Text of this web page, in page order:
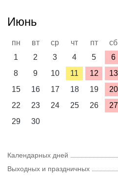
Июнь
пн вт ср чт пт сб
1
2 3 4 5 6
8
9 10 11 12 13
15
16 17 18 19 20
22
23 24 25 26 27
29
30
Календарных дней
Выходных и праздничных